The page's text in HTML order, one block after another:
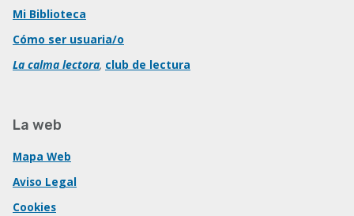
Mi Biblioteca
Cómo ser usuaria/o
La calma lectora, club de lectura
La web
Mapa Web
Aviso Legal
Cookies